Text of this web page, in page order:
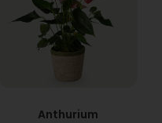
Anthurium